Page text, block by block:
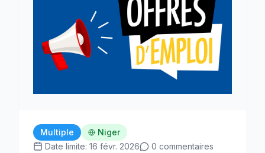
Multiple
Niger
Date limite: 16 févr. 2026
0 commentaires